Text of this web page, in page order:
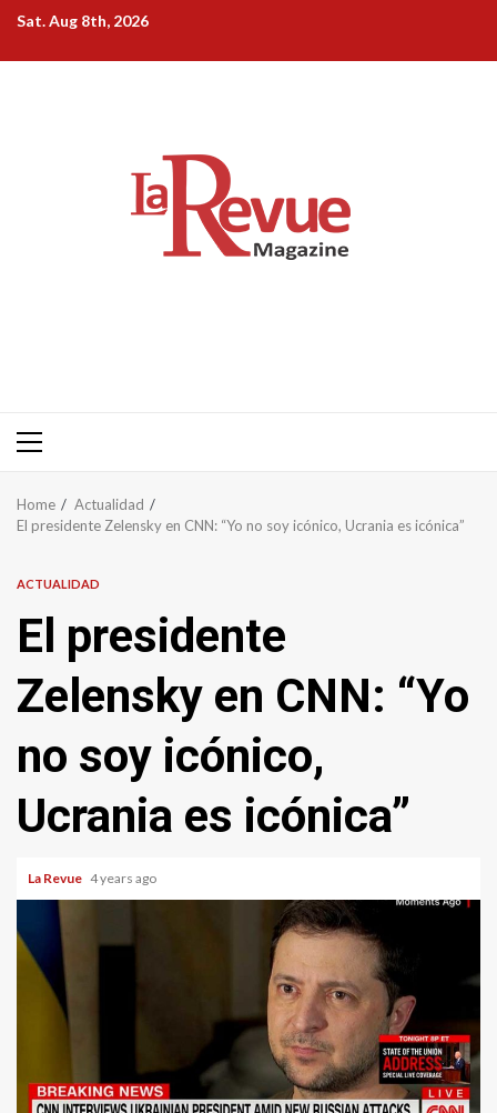
Skip
content
Sat. Aug 8th, 2026
Primary
Home
Actualidad
El presidente Zelensky en CNN: “Yo no soy icónico, Ucrania es icónica”
ACTUALIDAD
El presidente
Zelensky en CNN: “Yo
no soy icónico,
Ucrania es icónica”
La Revue 4 years ago